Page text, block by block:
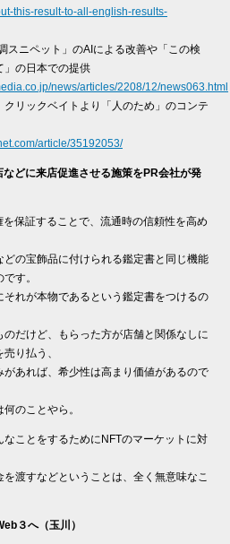
this-result-to-all-english-results-
スニペット」のAIによる改善や「この検
」の日本での提供
news/articles/2208/12/news063.html
クリックベイトより「人のため」のコンテ
article/35192053/
などに来店促進させる施策をPR会社が発
を保証することで、流通時の信頼性を高め
どの宝飾品に付けられる鑑定書と同じ機能
す。
それが本物であるという鑑定書をつけるの
のだけど、もらった方が店舗と関係なしに
り払う、
があれば、希少性は高まり価値があるので
のことやら。
なことをするためにNFTのマーケットに対
を渡すなどということは、全く無意味なこ
３へ（玉川）